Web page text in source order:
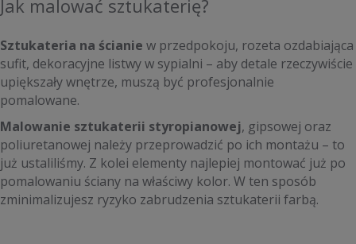
Jak malować sztukaterię?
Sztukateria na ścianie w przedpokoju, rozeta ozdabiająca
sufit, dekoracyjne listwy w sypialni – aby detale rzeczywiście
upiększały wnętrze, muszą być profesjonalnie
pomalowane.
Malowanie sztukaterii styropianowej, gipsowej oraz
poliuretanowej należy przeprowadzić po ich montażu – to
już ustaliliśmy. Z kolei elementy najlepiej montować już po
pomalowaniu ściany na właściwy kolor. W ten sposób
zminimalizujesz ryzyko zabrudzenia sztukaterii farbą.